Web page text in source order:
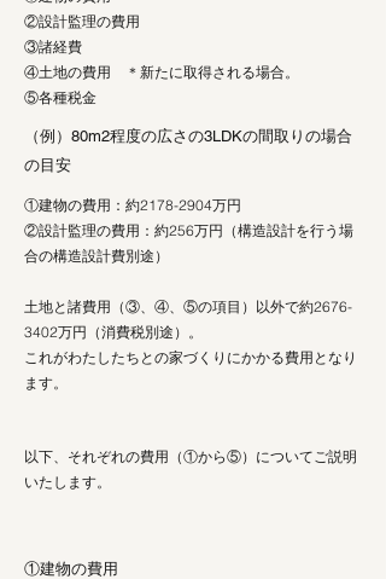
②設計監理の費用
③諸経費
④土地の費用 ＊新たに取得される場合。
⑤各種税金
（例）80m2程度の広さの3LDKの間取りの場合
の目安
①建物の費用：約2178-2904万円
②設計監理の費用：約256万円（構造設計を行う場
合の構造設計費別途）
土地と諸費用（③、④、⑤の項目）以外で約2676-
3402万円（消費税別途）。
これがわたしたちとの家づくりにかかる費用となり
ます。
以下、それぞれの費用（①から⑤）についてご説明
いたします。
①建物の費用